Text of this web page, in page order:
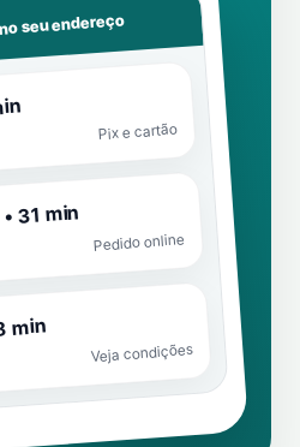
seu endereço
Pix e cartão
31 min
Pedido online
min
Veja condições